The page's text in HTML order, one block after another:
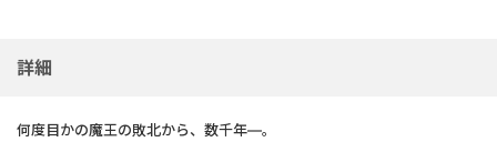
詳細
何度目かの魔王の敗北から、数千年―。